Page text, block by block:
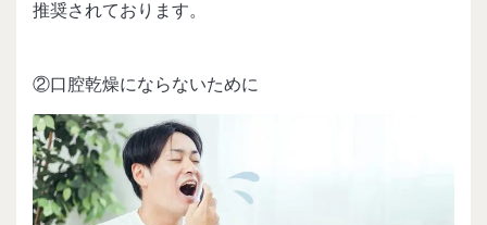
推奨されております。
②口腔乾燥にならないために